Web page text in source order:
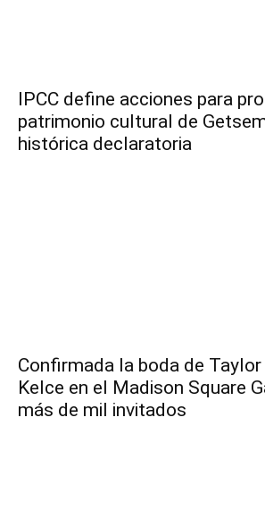
IPCC define acciones para
patrimonio cultural de
histórica declaratoria
Confirmada la boda de
Kelce en el Madison Square
más de mil invitados